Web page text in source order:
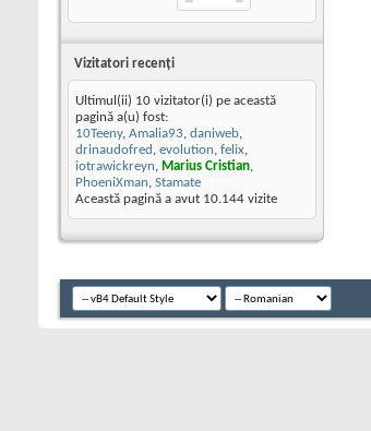
Vizitatori recenţi
Ultimul(ii) 10 vizitator(i) pe această
pagină a(u) fost:
10Teeny, Amalia93, daniweb,
drinaudofred , evolution, felix,
iotrawickreyn, Marius Cristian,
PhoeniXman, Stamate
Această pagină a avut 10.144 vizite